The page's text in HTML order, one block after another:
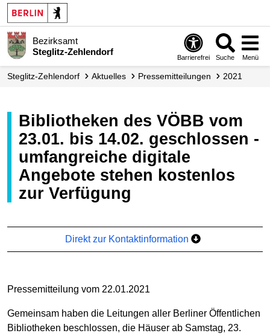
Bezirksamt
Steglitz-Zehlendorf
Barrierefrei Suche Menü
Steglitz-Zehlendorf Aktuelles Presse­mitteilungen 2021
Bibliotheken des VÖBB vom
23.01. bis 14.02. geschlossen -
umfangreiche digitale
Angebote stehen kostenlos
zur Verfügung
Direkt zur Kontaktinformation
Pressemitteilung vom 22.01.2021
Gemeinsam haben die Leitungen aller Berliner Öffentlichen
Bibliotheken beschlossen, die Häuser ab Samstag, 23.